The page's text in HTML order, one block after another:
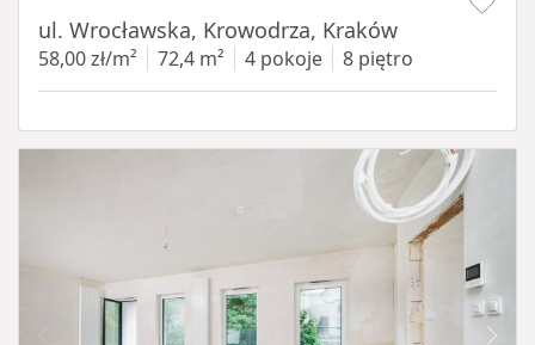
ul. Wrocławska, Krowodrza, Kraków
58,00 zł/m² 72,4 m² 4 pokoje 8 piętro